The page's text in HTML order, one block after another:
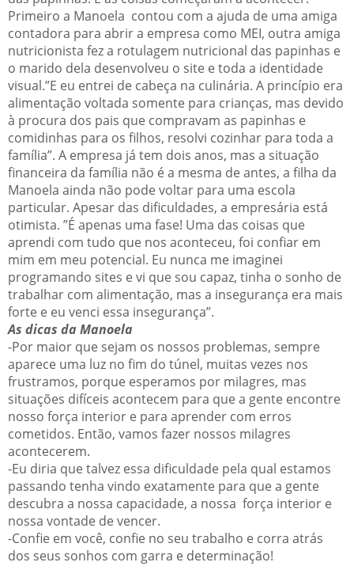
Primeiro a Manoela contou com a ajuda de uma amiga
contadora para abrir a empresa como MEI, outra amiga
nutricionista fez a rotulagem nutricional das papinhas e
o marido dela desenvolveu o site e toda a identidade
visual.”E eu entrei de cabeça na culinária. A princípio era
alimentação voltada somente para crianças, mas devido
à procura dos pais que compravam as papinhas e
comidinhas para os filhos, resolvi cozinhar para toda a
família”. A empresa já tem dois anos, mas a situação
financeira da família não é a mesma de antes, a filha da
Manoela ainda não pode voltar para uma escola
particular. Apesar das dificuldades, a empresária está
otimista. ”É apenas uma fase! Uma das coisas que
aprendi com tudo que nos aconteceu, foi confiar em
mim em meu potencial. Eu nunca me imaginei
programando sites e vi que sou capaz, tinha o sonho de
trabalhar com alimentação, mas a insegurança era mais
forte e eu venci essa insegurança”.
As dicas da Manoela
-Por maior que sejam os nossos problemas, sempre
aparece uma luz no fim do túnel, muitas vezes nos
frustramos, porque esperamos por milagres, mas
situações difíceis acontecem para que a gente encontre
nosso força interior e para aprender com erros
cometidos. Então, vamos fazer nossos milagres
acontecerem.
-Eu diria que talvez essa dificuldade pela qual estamos
passando tenha vindo exatamente para que a gente
descubra a nossa capacidade, a nossa força interior e
nossa vontade de vencer.
-Confie em você, confie no seu trabalho e corra atrás
dos seus sonhos com garra e determinação!